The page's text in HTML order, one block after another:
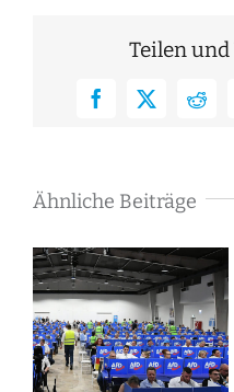
Teilen
Facebook
X
Ähnliche Beiträge